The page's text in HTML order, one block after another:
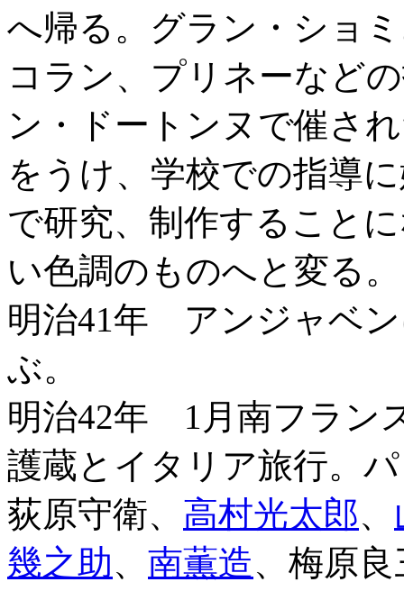
へ帰る。グラン・ショ
コラン、プリネーなど
ン・ドートンヌで催さ
をうけ、学校での指導
で研究、制作すること
い色調のものへと変る。
明治41年 アンジャベ
ぶ。
明治42年 1月南フラン
護蔵とイタリア旅行。
荻原守衛、 高村光太郎、
幾之助、 南薫造、梅原